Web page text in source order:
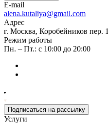
E-mail
alena.kutaliya@gmail.com
Адрес
г. Москва, Коробейников пер. 1
Режим работы
Пн. – Пт.: с 10:00 до 20:00
Подписаться на рассылку
Услуги